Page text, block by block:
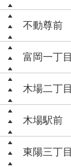
不動尊前
富岡一丁目
木場二丁目
木場駅前
東陽三丁目